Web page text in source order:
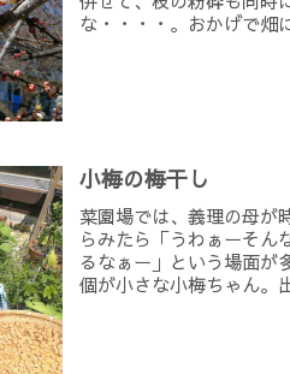
な・・・・。おかげで畑
小梅の梅干し
菜園場では、義理の母が
らみたら「うわぁーそん
るなぁー」という場面が
個が小さな小梅ちゃん。